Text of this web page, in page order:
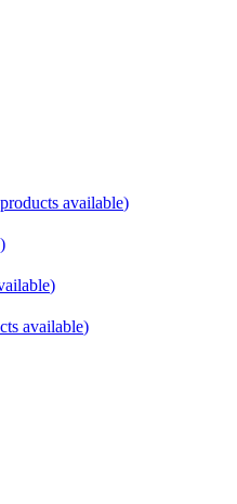
products available)
)
)
available)